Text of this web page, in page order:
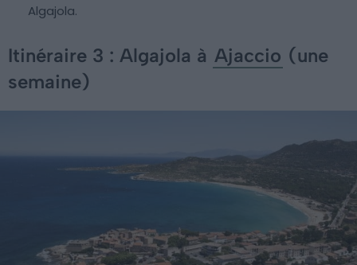
Algajola.
Itinéraire 3 : Algajola à Ajaccio (une
semaine)